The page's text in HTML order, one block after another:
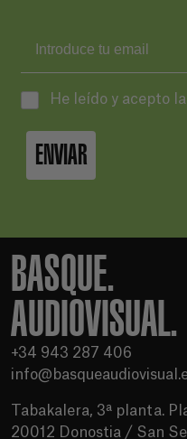
He leído y acepto la
ENVIAR
BASQUE.
AUDIOVISUAL.
+34 943 287 406
Tabakalera, 3ª planta.
20012 Donostia / San